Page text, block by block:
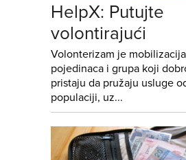
HelpX: Putujte
volontirajući
Volonterizam je
pojedinaca i grupa koji
pristaju da pružaju usluge
populaciji, uz...